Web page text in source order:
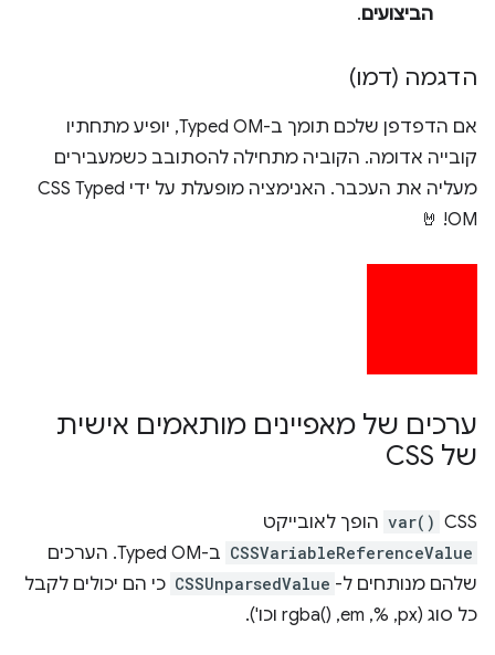
הביצועים.
הדגמה (דמו)
אם הדפדפן שלכם תומך ב-Typed OM, יופיע מתחתיו
קובייה אדומה. הקוביה מתחילה להסתובב כשמעבירים
מעליה את העכבר. האנימציה מופעלת על ידי CSS Typed
OM! 🤘
ערכים של מאפיינים מותאמים אישית
של CSS
‫CSS
var() הופך לאובייקט
CSSVariableReferenceValue
ב-Typed OM. הערכים
שלהם מנותחים ל- CSSUnparsedValue כי הם יכולים לקבל
כל סוג (px,‏ %,‏ em,‏ rgba()‎ וכו').